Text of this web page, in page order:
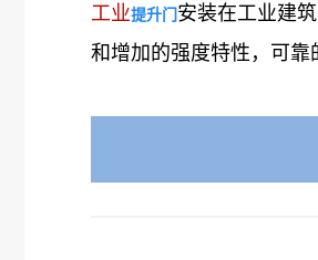
工业提升门 安装在工业建
和增加的强度特性，可靠